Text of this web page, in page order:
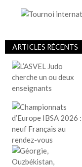
ARTICLES RÉCENTS